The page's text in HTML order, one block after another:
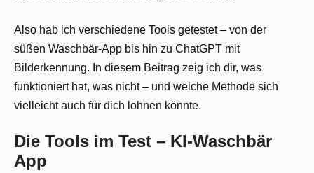
Also hab ich verschiedene Tools getestet – von der
süßen Waschbär-App bis hin zu ChatGPT mit
Bilderkennung. In diesem Beitrag zeig ich dir, was
funktioniert hat, was nicht – und welche Methode sich
vielleicht auch für dich lohnen könnte.
Die Tools im Test – KI-Waschbär
App